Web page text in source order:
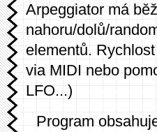
Arpeggiator má
nahoru/dolů/
elementů.
via MIDI nebo
LFO...)
Program